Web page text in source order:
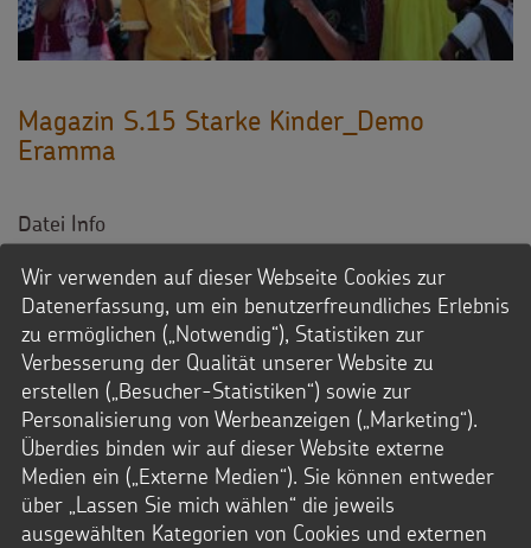
Magazin S.15 Starke Kinder_Demo
Eramma
Datei Info
Dateigröße: 24,4 MB
© Projektpartner / Kindermissionswerk
Downloads
JPG-Datei
Wir verwenden auf dieser Webseite Cookies zur
Datenerfassung, um ein benutzerfreundliches Erlebnis
zu ermöglichen („Notwendig“), Statistiken zur
Verbesserung der Qualität unserer Website zu
erstellen („Besucher-Statistiken“) sowie zur
Personalisierung von Werbeanzeigen („Marketing“).
Überdies binden wir auf dieser Website externe
Medien ein („Externe Medien“). Sie können entweder
über „Lassen Sie mich wählen“ die jeweils
ausgewählten Kategorien von Cookies und externen